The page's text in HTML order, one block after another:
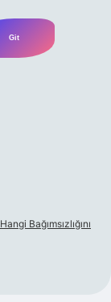
Bağımsızlığını